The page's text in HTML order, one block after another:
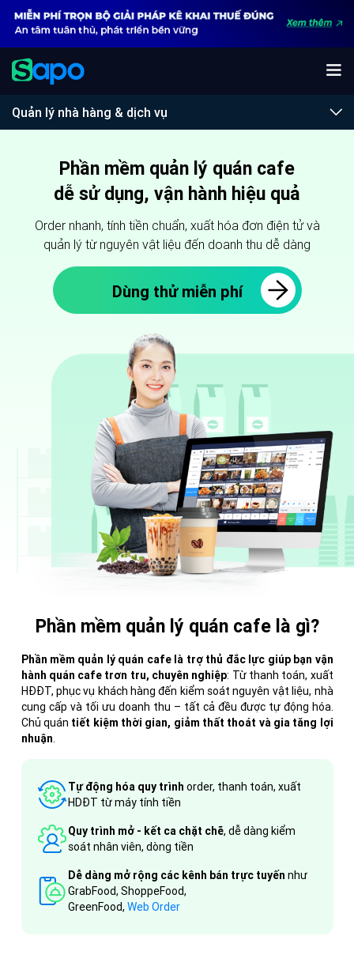
Quản lý nhà hàng & dịch vụ
Phần mềm quản lý quán cafe
dễ sử dụng, vận hành hiệu quả
Order nhanh, tính tiền chuẩn, xuất hóa đơn điện tử và
quản lý từ nguyên vật liệu đến doanh thu dễ dàng
Dùng thử miễn phí
Phần mềm quản lý quán cafe là gì?
Phần mềm quản lý quán cafe là trợ thủ đắc lực giúp bạn vận
hành quán cafe trơn tru, chuyên nghiệp: Từ thanh toán, xuất
HĐĐT, phục vụ khách hàng đến kiểm soát nguyên vật liệu, nhà
cung cấp và tối ưu doanh thu – tất cả đều được tự động hóa.
Chủ quán tiết kiệm thời gian, giảm thất thoát và gia tăng lợi
nhuận.
Tự động hóa quy trình order, thanh toán, xuất
HDĐT từ máy tính tiền
Quy trình mở - kết ca chặt chẽ, dễ dàng kiểm
soát nhân viên, dòng tiền
Dễ dàng mở rộng các kênh bán trực tuyến như
GrabFood, ShoppeFood,
GreenFood, Web Order